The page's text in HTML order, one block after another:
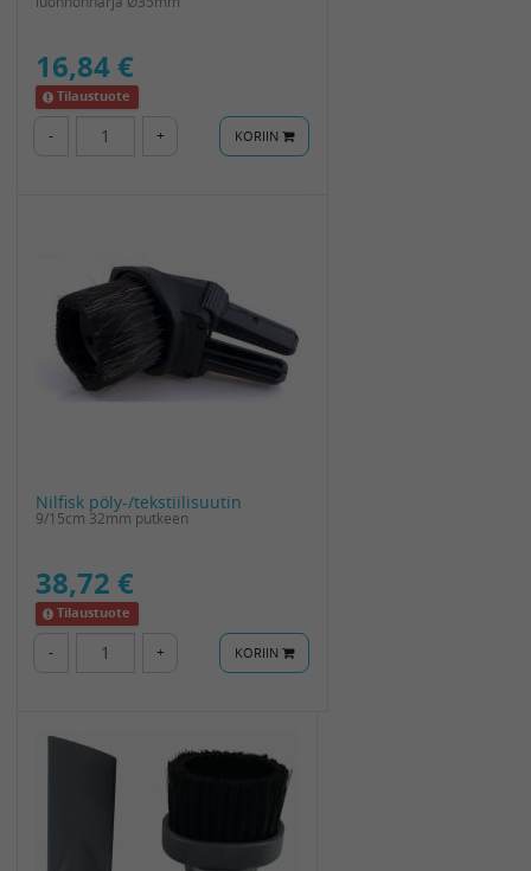
16,84 €
Tilaustuote
- + KORIIN
Nilfisk pöly-/tekstiilisuutin
9/15cm 32mm putkeen
38,72 €
Tilaustuote
- + KORIIN